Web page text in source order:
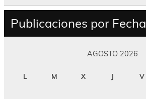
Publicaciones por Fecha
AGOSTO 2026
L M X J V